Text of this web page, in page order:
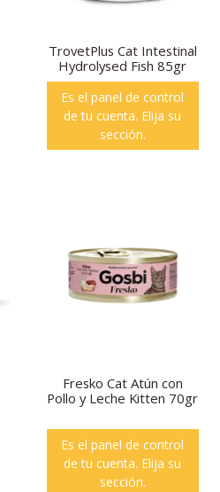
TrovetPlus Cat Intestinal
Hydrolysed Fish 85gr
Es el panel de control
de tu cuenta. Elija su
sección.
Fresko Cat Atún con
Pollo y Leche Kitten 70gr
Es el panel de control
de tu cuenta. Elija su
sección.